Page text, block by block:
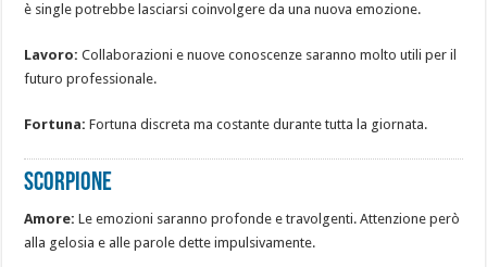
è single potrebbe lasciarsi coinvolgere da una nuova emozione.
Lavoro: Collaborazioni e nuove conoscenze saranno molto utili per il
futuro professionale.
Fortuna: Fortuna discreta ma costante durante tutta la giornata.
SCORPIONE
Amore: Le emozioni saranno profonde e travolgenti. Attenzione però
alla gelosia e alle parole dette impulsivamente.